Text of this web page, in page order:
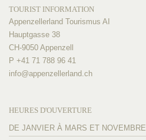
TOURIST INFORMATION
Appenzellerland Tourismus AI
Hauptgasse 38
CH-9050 Appenzell
P +41 71 788 96 41
info@appenzellerland.ch
HEURES D'OUVERTURE
DE JANVIER À MARS ET NOVEMBRE